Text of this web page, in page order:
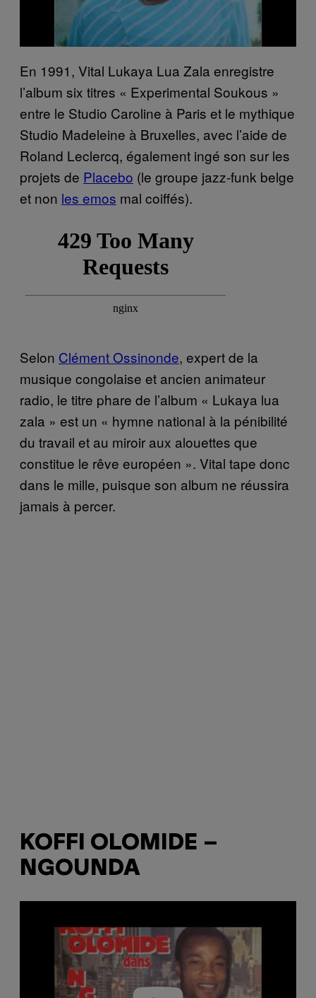
En 1991, Vital Lukaya Lua Zala enregistre
l’album six titres « Experimental Soukous »
entre le Studio Caroline à Paris et le mythique
Studio Madeleine à Bruxelles, avec l’aide de
Roland Leclercq, également ingé son sur les
projets de Placebo (le groupe jazz-funk belge
et non les emos mal coiffés).
Selon Clément Ossinonde, expert de la
musique congolaise et ancien animateur
radio, le titre phare de l’album « Lukaya lua
zala » est un « hymne national à la pénibilité
du travail et au miroir aux alouettes que
constitue le rêve européen ». Vital tape donc
dans le mille, puisque son album ne réussira
jamais à percer.
KOFFI OLOMIDE –
NGOUNDA